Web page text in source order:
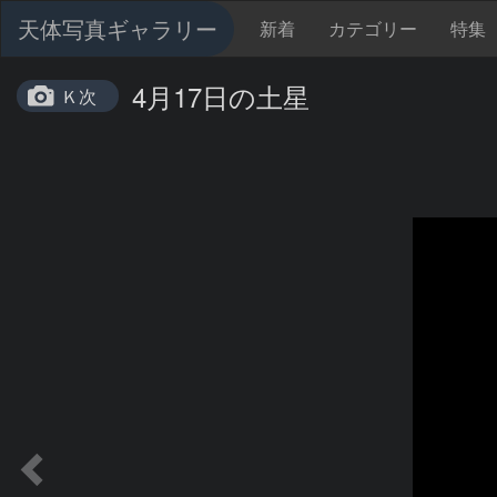
天体写真ギャラリー 新着 カテゴリー 特集
Ｋ次 4月17日の土星